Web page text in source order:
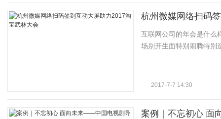
议 杭州微媒网络扫码
互联网公司的年会是什么
场别开生面特别闹腾特别
2017-7-7 14:30
案例｜不忘初心 面